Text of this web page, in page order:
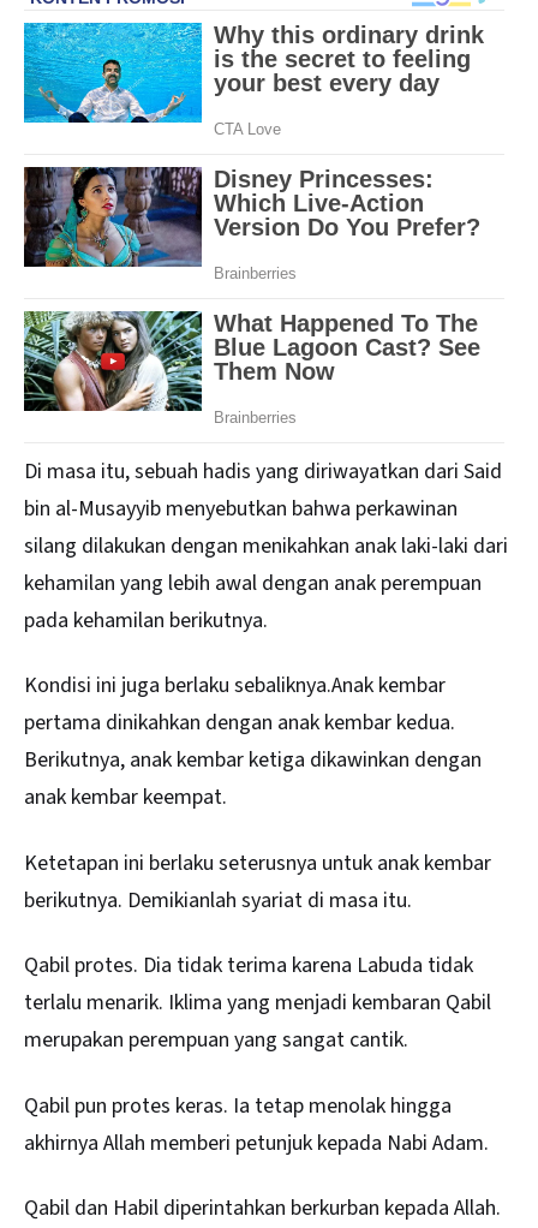
Di masa itu, sebuah hadis yang diriwayatkan dari Said
bin al-Musayyib menyebutkan bahwa perkawinan
silang dilakukan dengan menikahkan anak laki-laki dari
kehamilan yang lebih awal dengan anak perempuan
pada kehamilan berikutnya.
Kondisi ini juga berlaku sebaliknya.Anak kembar
pertama dinikahkan dengan anak kembar kedua.
Berikutnya, anak kembar ketiga dikawinkan dengan
anak kembar keempat.
Ketetapan ini berlaku seterusnya untuk anak kembar
berikutnya. Demikianlah syariat di masa itu.
Qabil protes. Dia tidak terima karena Labuda tidak
terlalu menarik. Iklima yang menjadi kembaran Qabil
merupakan perempuan yang sangat cantik.
Qabil pun protes keras. Ia tetap menolak hingga
akhirnya Allah memberi petunjuk kepada Nabi Adam.
Qabil dan Habil diperintahkan berkurban kepada Allah.